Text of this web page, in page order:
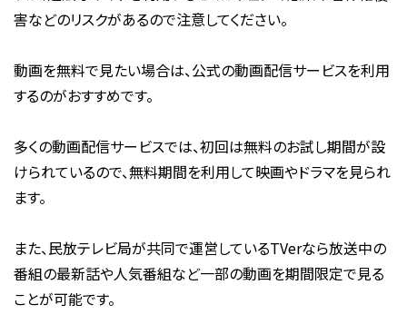
害などのリスクがあるので注意してください。
動画を無料で見たい場合は、公式の動画配信サービスを利用
するのがおすすめです。
多くの動画配信サービスでは、初回は無料のお試し期間が設
けられているので、無料期間を利用して映画やドラマを見られ
ます。
また、民放テレビ局が共同で運営しているTVerなら放送中の
番組の最新話や人気番組など一部の動画を期間限定で見る
ことが可能です。